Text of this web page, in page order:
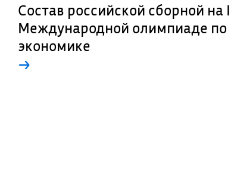
Состав российской сборной на
Международной олимпиаде по
экономике
→